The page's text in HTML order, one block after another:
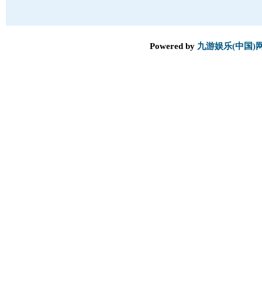
Powered by 九游娱乐(中国)